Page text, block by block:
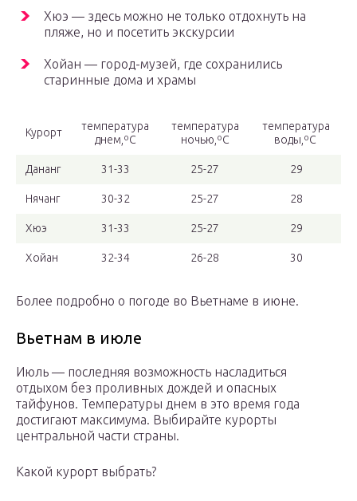
Хюэ — здесь можно не только отдохнуть на
пляже, но и посетить экскурсии
Хойан — город-музей, где сохранились
старинные дома и храмы
Курорт
температура
днем,ºС
температура
ночью,ºС
температура
воды,ºС
Дананг 31-33 25-27 29
Нячанг 30-32 25-27 28
Хюэ 31-33 25-27 29
Хойан 32-34 26-28 30
Более подробно о погоде во Вьетнаме в июне.
Вьетнам в июле
Июль — последняя возможность насладиться
отдыхом без проливных дождей и опасных
тайфунов. Температуры днем в это время года
достигают максимума. Выбирайте курорты
центральной части страны.
Какой курорт выбрать?